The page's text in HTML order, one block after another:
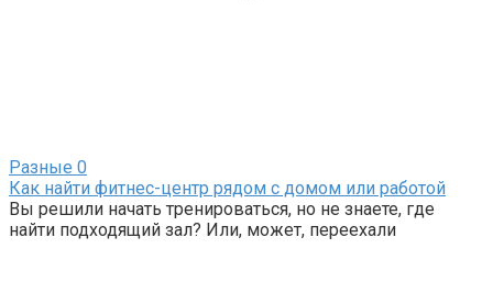
Разные 0
Как найти фитнес-центр рядом с домом или работой
Вы решили начать тренироваться, но не знаете, где
найти подходящий зал? Или, может, переехали